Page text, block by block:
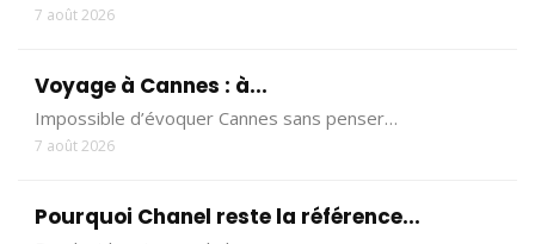
7 août 2026
Voyage à Cannes : à...
Impossible d’évoquer Cannes sans penser…
7 août 2026
Pourquoi Chanel reste la référence...